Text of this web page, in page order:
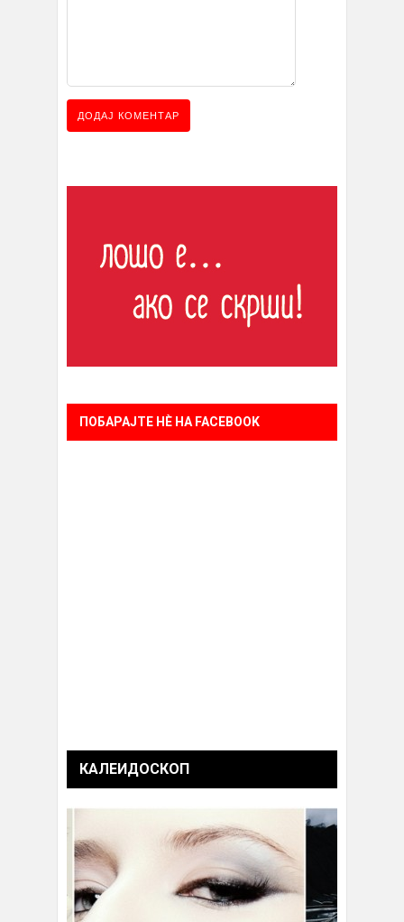
ПОБАРАЈТЕ НÈ НА FACEBOOK
КАЛЕИДОСКОП